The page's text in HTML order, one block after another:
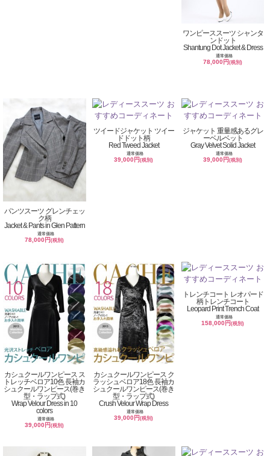
ワンピーススーツ シャンタ
ンドット
Shantung Dot Jacket & Dress
通常価格
78,000円(税別)
パンツスーツ グレンチェッ
ク柄
Jacket & Pants in Glen Pattern
通常価格
78,000円(税別)
ツイードジャケット ツイー
ドドット柄
Red Tweed Jacket
通常価格
39,000円(税別)
ジャケット 重量感あるグレ
ーベルベット
Gray Velvet Solid Jacket
通常価格
39,000円(税別)
カシュクールワンピース ス
トレッチベロア10色 長袖カ
シュクールワンピース(巻き
型・ラップ式)
Wrap Velour Dress in 10
colors
通常価格
39,000円(税別)
カシュクールワンピース ク
ラッシュベロア18色 長袖カ
シュクールワンピース(巻き
型・ラップ式)
Crush Velour Wrap Dress
通常価格
39,000円(税別)
トレンチコート レオパード
柄トレンチコート
Leopard Print Trench Coat
通常価格
158,000円(税別)